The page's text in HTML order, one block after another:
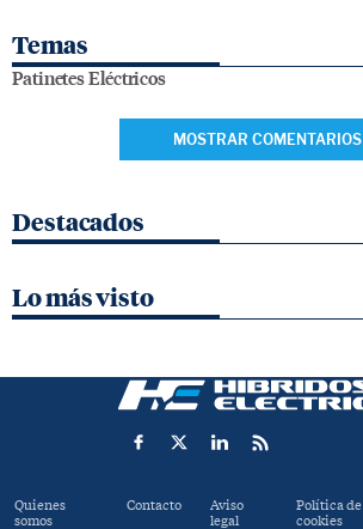
Temas
Patinetes Eléctricos
MOSTRAR COMENTARIOS
Destacados
Lo más visto
Quienes
somos
Contacto Aviso
legal
Política de
cookies